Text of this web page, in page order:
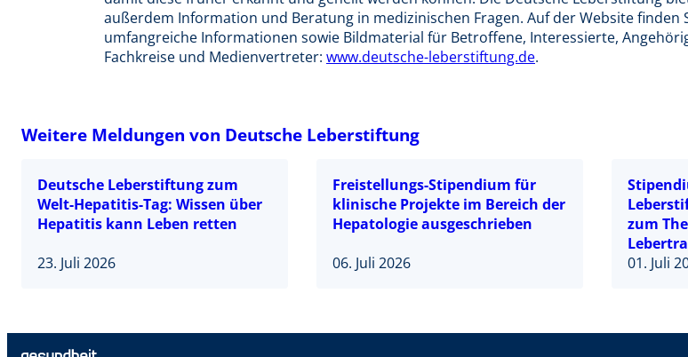
außerdem Information und Beratung in medizinischen Fragen. Auf der Website finden
umfangreiche Informationen sowie Bildmaterial für Betroffene, Interessierte,
Fachkreise und Medienvertreter: www.deutsche-leberstiftung.de.
Weitere Meldungen von Deutsche Leberstiftung
Deutsche Leberstiftung zum
Welt-Hepatitis-Tag: Wissen über
Hepatitis kann Leben retten
23. Juli 2026
Freistellungs-Stipendium für
klinische Projekte im Bereich der
Hepatologie ausgeschrieben
06. Juli 2026
zum
01. Juli